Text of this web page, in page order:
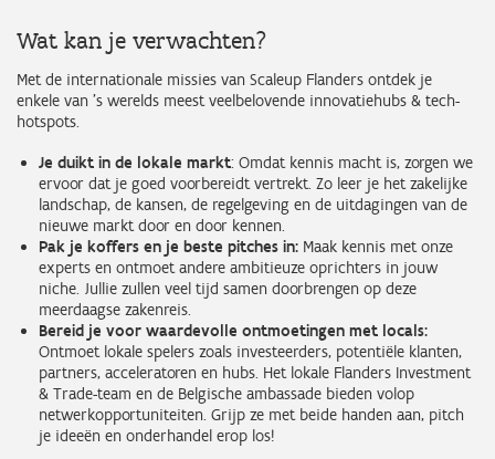
Wat kan je verwachten?
Met de internationale missies van Scaleup Flanders ontdek je
enkele van 's werelds meest veelbelovende innovatiehubs & tech-
hotspots.
Je duikt in de lokale markt: Omdat kennis macht is, zorgen we
ervoor dat je goed voorbereidt vertrekt. Zo leer je het zakelijke
landschap, de kansen, de regelgeving en de uitdagingen van de
nieuwe markt door en door kennen.
Pak je koffers en je beste pitches in: Maak kennis met onze
experts en ontmoet andere ambitieuze oprichters in jouw
niche. Jullie zullen veel tijd samen doorbrengen op deze
meerdaagse zakenreis.
Bereid je voor waardevolle ontmoetingen met locals:
Ontmoet lokale spelers zoals investeerders, potentiële klanten,
partners, acceleratoren en hubs. Het lokale Flanders Investment
& Trade-team en de Belgische ambassade bieden volop
netwerkopportuniteiten. Grijp ze met beide handen aan, pitch
je ideeën en onderhandel erop los!